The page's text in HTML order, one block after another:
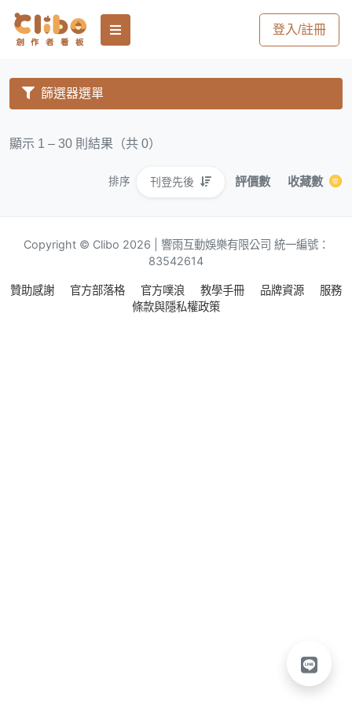
登入/註冊
篩選器選單
顯示 1 – 30 則結果（共 0）
排序 刊登先後 評價數 收藏數
Copyright © Clibo 2026 | 響雨互動娛樂有限公司 統一編號：
83542614
贊助感謝 官方部落格 官方噗浪 教學手冊 品牌資源
服務
條款與隱私權政策